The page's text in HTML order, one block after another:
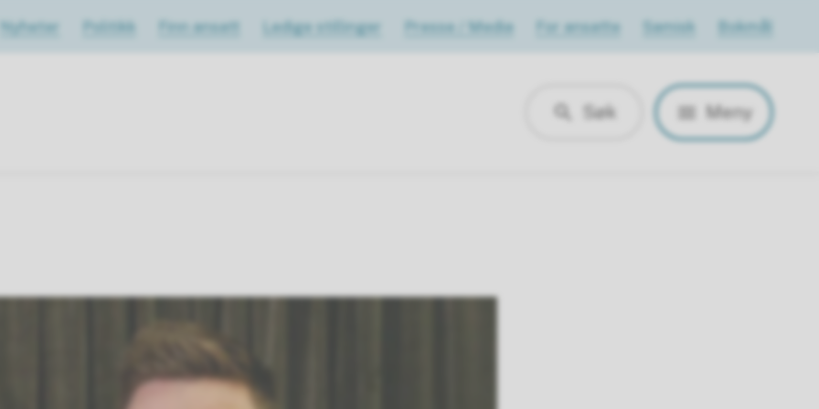
Nyheter Politikk Finn ansatt Ledige stillinger Presse / Media For ansatte Samisk Bokmål
Søk Meny